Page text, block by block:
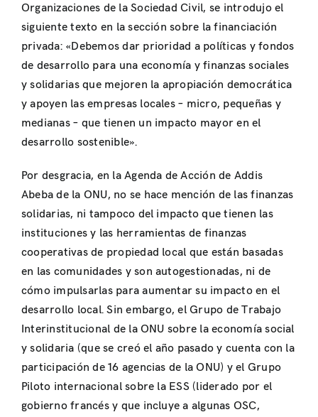
Organizaciones de la Sociedad Civil, se introdujo el
siguiente texto en la sección sobre la financiación
privada: «Debemos dar prioridad a políticas y fondos
de desarrollo para una economía y finanzas sociales
y solidarias que mejoren la apropiación democrática
y apoyen las empresas locales – micro, pequeñas y
medianas – que tienen un impacto mayor en el
desarrollo sostenible».
Por desgracia, en la Agenda de Acción de Addis
Abeba de la ONU, no se hace mención de las finanzas
solidarias, ni tampoco del impacto que tienen las
instituciones y las herramientas de finanzas
cooperativas de propiedad local que están basadas
en las comunidades y son autogestionadas, ni de
cómo impulsarlas para aumentar su impacto en el
desarrollo local. Sin embargo, el Grupo de Trabajo
Interinstitucional de la ONU sobre la economía social
y solidaria (que se creó el año pasado y cuenta con la
participación de 16 agencias de la ONU) y el Grupo
Piloto internacional sobre la ESS (liderado por el
gobierno francés y que incluye a algunas OSC,